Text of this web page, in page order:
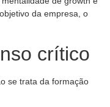
da empresa, o
crítico
se trata da formação